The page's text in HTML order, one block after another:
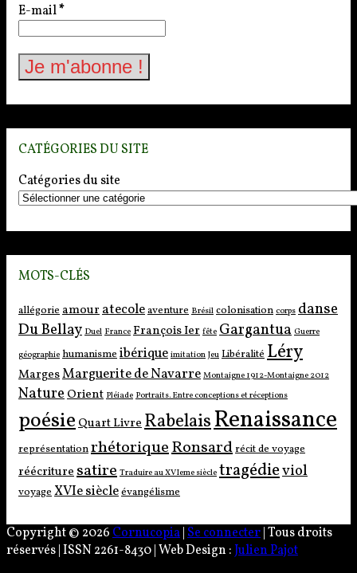
E-mail*
CATÉGORIES DU SITE
Catégories du site
MOTS-CLÉS
allégorie amouratecoleaventure Brésil colonisation corps danse
Du Bellay Duel France François Ier fête Gargantua Guerre
géographie humanisme ibérique imitation Jeu Libéralité Léry
MargesMarguerite de Navarre Montaigne 1912-Montaigne 2012
NatureOrient Pléiade Portraits. Entre conceptions et réceptions
poésieQuart LivreRabelaisRenaissance
représentationrhétoriqueRonsardrécit de voyage
réécrituresatire Traduire au XVIeme siècle tragédieviol
voyage XVIe siècleévangélisme
Copyright © 2026Cornucopia Se connecter | Tous droits
réservés | ISSN 2261-8430 | Web Design :Julien Pajot